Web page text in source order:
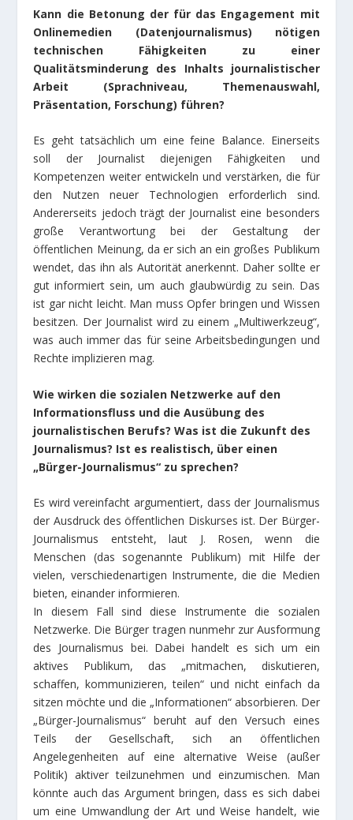
Kann die Betonung der für das Engagement mit
Onlinemedien (Datenjournalismus) nötigen
technischen Fähigkeiten zu einer
Qualitätsminderung des Inhalts journalistischer
Arbeit (Sprachniveau, Themenauswahl,
Präsentation, Forschung) führen?
Es geht tatsächlich um eine feine Balance. Einerseits
soll der Journalist diejenigen Fähigkeiten und
Kompetenzen weiter entwickeln und verstärken, die für
den Nutzen neuer Technologien erforderlich sind.
Andererseits jedoch trägt der Journalist eine besonders
große Verantwortung bei der Gestaltung der
öffentlichen Meinung, da er sich an ein großes Publikum
wendet, das ihn als Autorität anerkennt. Daher sollte er
gut informiert sein, um auch glaubwürdig zu sein. Das
ist gar nicht leicht. Man muss Opfer bringen und Wissen
besitzen. Der Journalist wird zu einem „Multiwerkzeug“,
was auch immer das für seine Arbeitsbedingungen und
Rechte implizieren mag.
Wie wirken die sozialen Netzwerke auf den
Informationsfluss und die Ausübung des
journalistischen Berufs? Was ist die Zukunft des
Journalismus? Ist es realistisch, über einen
„Bürger-Journalismus“ zu sprechen?
Es wird vereinfacht argumentiert, dass der Journalismus
der Ausdruck des öffentlichen Diskurses ist. Der Bürger-
Journalismus entsteht, laut J. Rosen, wenn die
Menschen (das sogenannte Publikum) mit Hilfe der
vielen, verschiedenartigen Instrumente, die die Medien
bieten, einander informieren.
In diesem Fall sind diese Instrumente die sozialen
Netzwerke. Die Bürger tragen nunmehr zur Ausformung
des Journalismus bei. Dabei handelt es sich um ein
aktives Publikum, das „mitmachen, diskutieren,
schaffen, kommunizieren, teilen“ und nicht einfach da
sitzen möchte und die „Informationen“ absorbieren. Der
„Bürger-Journalismus“ beruht auf den Versuch eines
Teils der Gesellschaft, sich an öffentlichen
Angelegenheiten auf eine alternative Weise (außer
Politik) aktiver teilzunehmen und einzumischen. Man
könnte auch das Argument bringen, dass es sich dabei
um eine Umwandlung der Art und Weise handelt, wie